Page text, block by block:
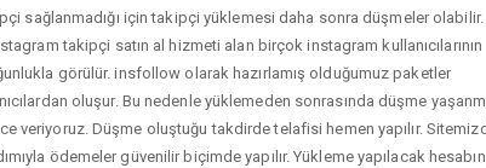
sağlanmadığı için takipçi yüklemesi daha sonra düşmeler olabilir.
takipçi satın al hizmeti alan birçok instagram kullanıcılarının
görülür. insfollow olarak hazırlamış olduğumuz paketler
oluşur. Bu nedenle yüklemeden sonrasında düşme
veriyoruz. Düşme oluştuğu takdirde telafisi hemen yapılır.
ödemeler güvenilir biçimde yapılır. Yükleme yapılacak hesabın